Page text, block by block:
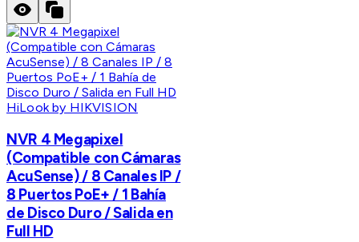
HiLook by HIKVISION
NVR 4 Megapixel
(Compatible con Cámaras
AcuSense) / 8 Canales IP /
8 Puertos PoE+ / 1 Bahía
de Disco Duro / Salida en
Full HD